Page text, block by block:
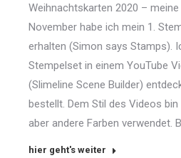
Weihnachtskarten 2020 –
November habe ich mein 1.
erhalten (Simon says Stamps).
Stempelset in einem YouTube
(Slimeline Scene Builder)
bestellt. Dem Stil des Videos
aber andere Farben verwendet.
hier geht's weiter